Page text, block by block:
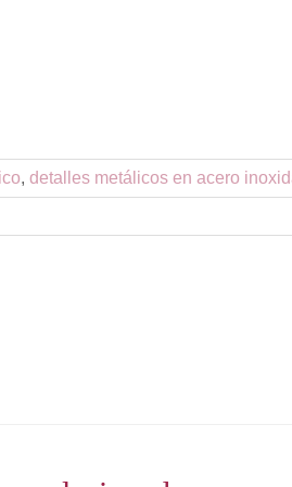
, detalles metálicos en acero